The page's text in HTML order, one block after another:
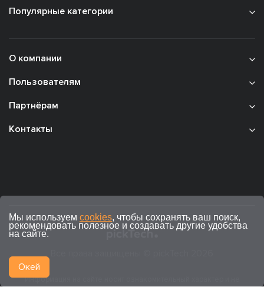
Популярные категории
О компании
Пользователям
Партнёрам
Контакты
Информация на сайте носит ознакомительный характер и не
Мы используем cookies, чтобы сохранять ваш поиск,
рекомендовать полезное и создавать другие удобства
на сайте.
Окей